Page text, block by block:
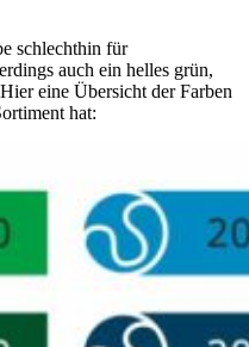
schlechthin für
auch ein helles grün,
eine Übersicht der Farben
hat: